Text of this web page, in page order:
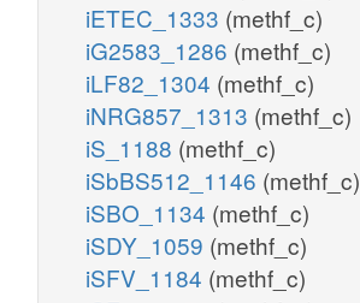
iETEC_1333 (methf_c)
iG2583_1286 (methf_c)
iLF82_1304 (methf_c)
iNRG857_1313 (methf_c)
iS_1188 (methf_c)
iSbBS512_1146 (methf_c)
iSBO_1134 (methf_c)
iSDY_1059 (methf_c)
iSFV_1184 (methf_c)